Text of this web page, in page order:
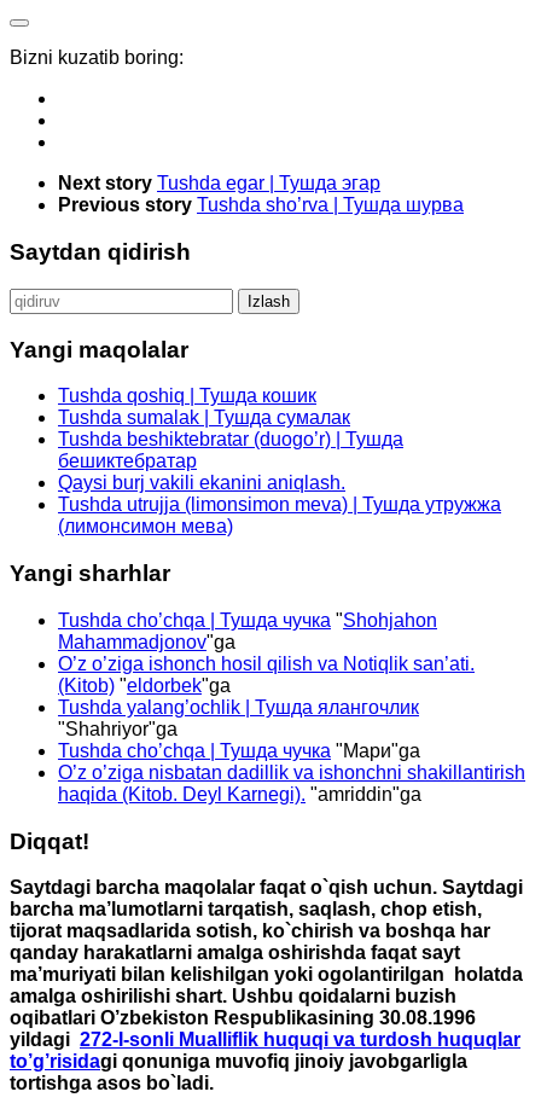
Bizni kuzatib boring:
Next story Tushda egar | Тушда эгар
Previous story Tushda sho’rva | Тушда шурва
Saytdan qidirish
Qidirshish:
Yangi maqolalar
Tushda qoshiq | Тушда кошик
Tushda sumalak | Тушда сумалак
Tushda beshiktebratar (duogo’r) | Тушда
бешиктебратар
Qaysi burj vakili ekanini aniqlash.
Tushda utrujja (limonsimon meva) | Тушда утружжа
(лимонсимон мева)
Yangi sharhlar
Tushda cho’chqa | Тушда чучка "Shohjahon
Mahammadjonov"ga
O’z o’ziga ishonch hosil qilish va Notiqlik san’ati.
(Kitob) "eldorbek"ga
Tushda yalang’ochlik | Тушда ялангочлик
"Shahriyor"ga
Tushda cho’chqa | Тушда чучка "Мари"ga
O’z o’ziga nisbatan dadillik va ishonchni shakillantirish
haqida (Kitob. Deyl Karnegi). "amriddin"ga
Diqqat!
Saytdagi barcha maqolalar faqat o`qish uchun. Saytdagi
barcha ma’lumotlarni tarqatish, saqlash, chop etish,
tijorat maqsadlarida sotish, ko`chirish va boshqa har
qanday harakatlarni amalga oshirishda faqat sayt
ma’muriyati bilan kelishilgan yoki ogolantirilgan holatda
amalga oshirilishi shart. Ushbu qoidalarni buzish
oqibatlari O’zbekiston Respublikasining 30.08.1996
yildagi 272-I-sonli Mualliflik huquqi va turdosh huquqlar
to’g’risidagi qonuniga muvofiq jinoiy javobgarligla
tortishga asos bo`ladi.